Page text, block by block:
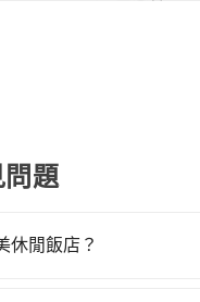
題
休閒飯店？